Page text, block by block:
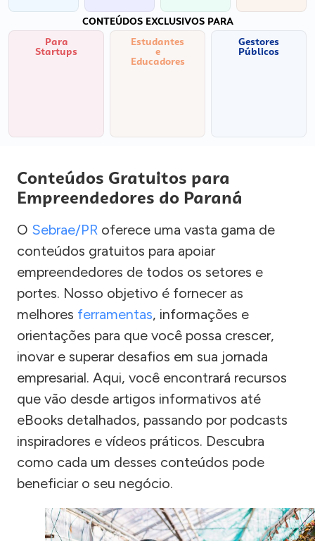
CONTEÚDOS EXCLUSIVOS PARA
Para
Startups
Estudantes
e
Educadores
Gestores
Públicos
Conteúdos Gratuitos para
Empreendedores do Paraná
O Sebrae/PR oferece uma vasta gama de
conteúdos gratuitos para apoiar
empreendedores de todos os setores e
portes. Nosso objetivo é fornecer as
melhores ferramentas, informações e
orientações para que você possa crescer,
inovar e superar desafios em sua jornada
empresarial. Aqui, você encontrará recursos
que vão desde artigos informativos até
eBooks detalhados, passando por podcasts
inspiradores e vídeos práticos. Descubra
como cada um desses conteúdos pode
beneficiar o seu negócio.